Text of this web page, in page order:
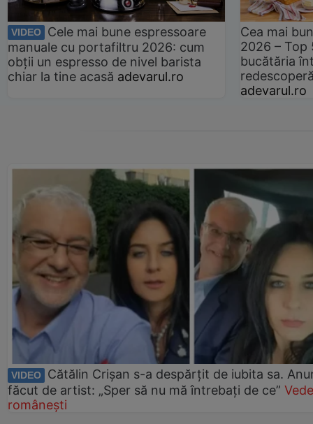
VIDEO
Cele mai bune espressoare
manuale cu portafiltru 2026: cum
obții un espresso de nivel barista
chiar la tine acasă adevarul.ro
Cea mai
2026 –
bucătăria
adevarul.ro
VIDEO
Cătălin Crișan s-a despărțit de iubita sa.
făcut de artist: „Sper să nu mă întrebați de ce”
românești